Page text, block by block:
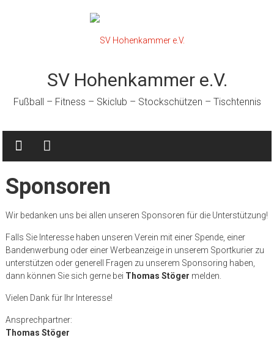
SV Hohenkammer e.V.
Fußball – Fitness – Skiclub – Stockschützen – Tischtennis
Sponsoren
Wir bedanken uns bei allen unseren Sponsoren für die Unterstützung!
Falls Sie Interesse haben unseren Verein mit einer Spende, einer
Bandenwerbung oder einer Werbeanzeige in unserem Sportkurier zu
unterstützen oder generell Fragen zu unserem Sponsoring haben,
dann können Sie sich gerne bei Thomas Stöger melden.
Vielen Dank für Ihr Interesse!
Ansprechpartner:
Thomas Stöger